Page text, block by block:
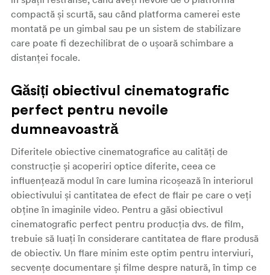
compactă și scurtă, sau când platforma camerei este
montată pe un gimbal sau pe un sistem de stabilizare
care poate fi dezechilibrat de o ușoară schimbare a
distanței focale.
Găsiți obiectivul cinematografic
perfect pentru nevoile
dumneavoastră
Diferitele obiective cinematografice au calități de
construcție și acoperiri optice diferite, ceea ce
influențează modul în care lumina ricoșează în interiorul
obiectivului și cantitatea de efect de flair pe care o veți
obține în imaginile video. Pentru a găsi obiectivul
cinematografic perfect pentru producția dvs. de film,
trebuie să luați în considerare cantitatea de flare produsă
de obiectiv. Un flare minim este optim pentru interviuri,
secvențe documentare și filme despre natură, în timp ce